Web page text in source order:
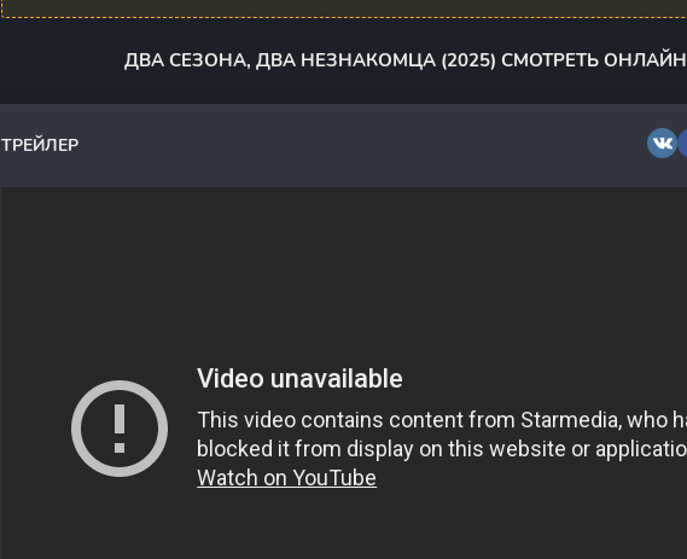
ДВА СЕЗОНА, ДВА НЕЗНАКОМЦА (2025) СМОТРЕТЬ ОНЛАЙН
ТРЕЙЛЕР